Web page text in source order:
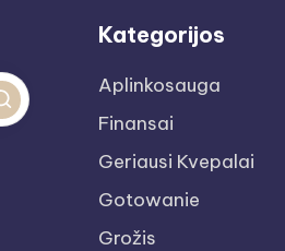
Kategorijos
Aplinkosauga
Finansai
Geriausi Kvepalai
Gotowanie
Grožis